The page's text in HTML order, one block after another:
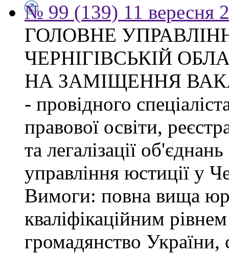
№ 99 (139) 11 вересня
ГОЛОВНЕ
ЧЕРНІГІВСЬКІЙ
НА ЗАМІЩЕННЯ
- провідного
правової освіти,
та легалізації
управління юстиції у
Вимоги: повна вища
кваліфікаційним
громадянство